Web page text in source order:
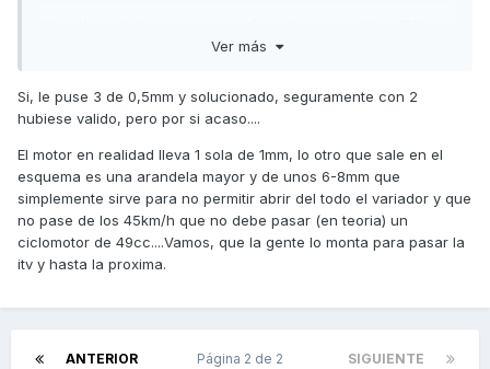
SCOOTER/1999/AEROX/YQ50-AEROX/EMBRAGUE-DE-
Ver más
Si, le puse 3 de 0,5mm y solucionado, seguramente con 2
hubiese valido, pero por si acaso....
El motor en realidad lleva 1 sola de 1mm, lo otro que sale en el
esquema es una arandela mayor y de unos 6-8mm que
simplemente sirve para no permitir abrir del todo el variador y que
no pase de los 45km/h que no debe pasar (en teoria) un
ciclomotor de 49cc....Vamos, que la gente lo monta para pasar la
itv y hasta la proxima.
ANTERIOR SIGUIENTE
Página 2 de 2